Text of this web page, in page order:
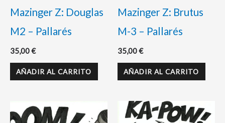
Mazinger Z: Douglas
M2 – Pallarés
35,00€
AÑADIR AL CARRITO
Mazinger Z: Brutus
M-3 – Pallarés
35,00€
AÑADIR AL CARRITO